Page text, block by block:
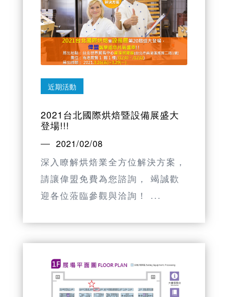
近期活動
2021台北國際烘焙暨設備展盛大
登場!!!
2021/02/08
深入瞭解烘焙業全方位解決方案，
請讓偉盟免費為您諮詢， 竭誠歡
迎各位蒞臨參觀與洽詢！ ...